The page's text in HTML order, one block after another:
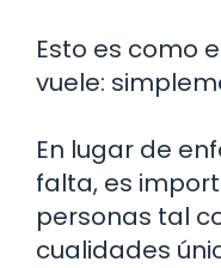
Esto es como
vuele:
En lugar de
falta, es
personas tal
cualidades